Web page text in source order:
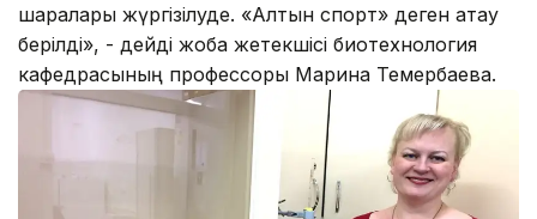
шаралары жүргізілуде. «Алтын спорт» деген атау
берілді», - дейді жоба жетекшісі биотехнология
кафедрасының профессоры Марина Темербаева.